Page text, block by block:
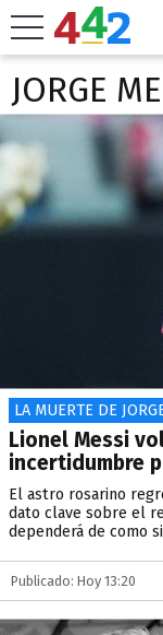
JORGE
LA MUERTE DE
Lionel Messi
incertidumbre
El astro rosarino
dato clave sobre el
dependerá de como
Publicado: Hoy 13:20